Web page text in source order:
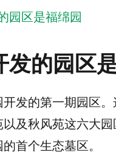
园区是福绵园
的园区
发的第一期园区。
及秋风苑这六大
首个生态墓区。